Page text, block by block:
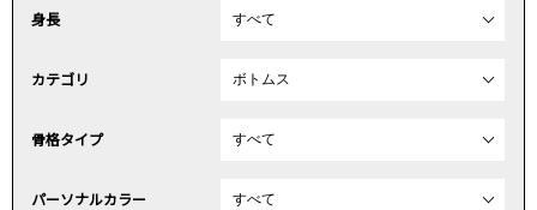
身長
カテゴリ
骨格タイプ
パーソナルカラー